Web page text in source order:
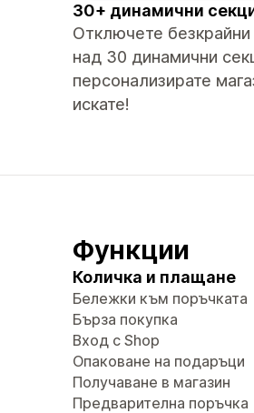
30+ динамични
Отключете
над 30 динамични
персонализирате
искате!
Функции
Количка и плащане
Бележки към поръчката
Бърза покупка
Вход с Shop
Опаковане на подаръци
Получаване в магазин
Предварителна поръчка